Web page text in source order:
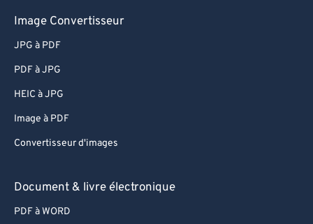
Image Convertisseur
JPG à PDF
PDF à JPG
HEIC à JPG
Image à PDF
Convertisseur d'images
Document & livre électronique
PDF à WORD